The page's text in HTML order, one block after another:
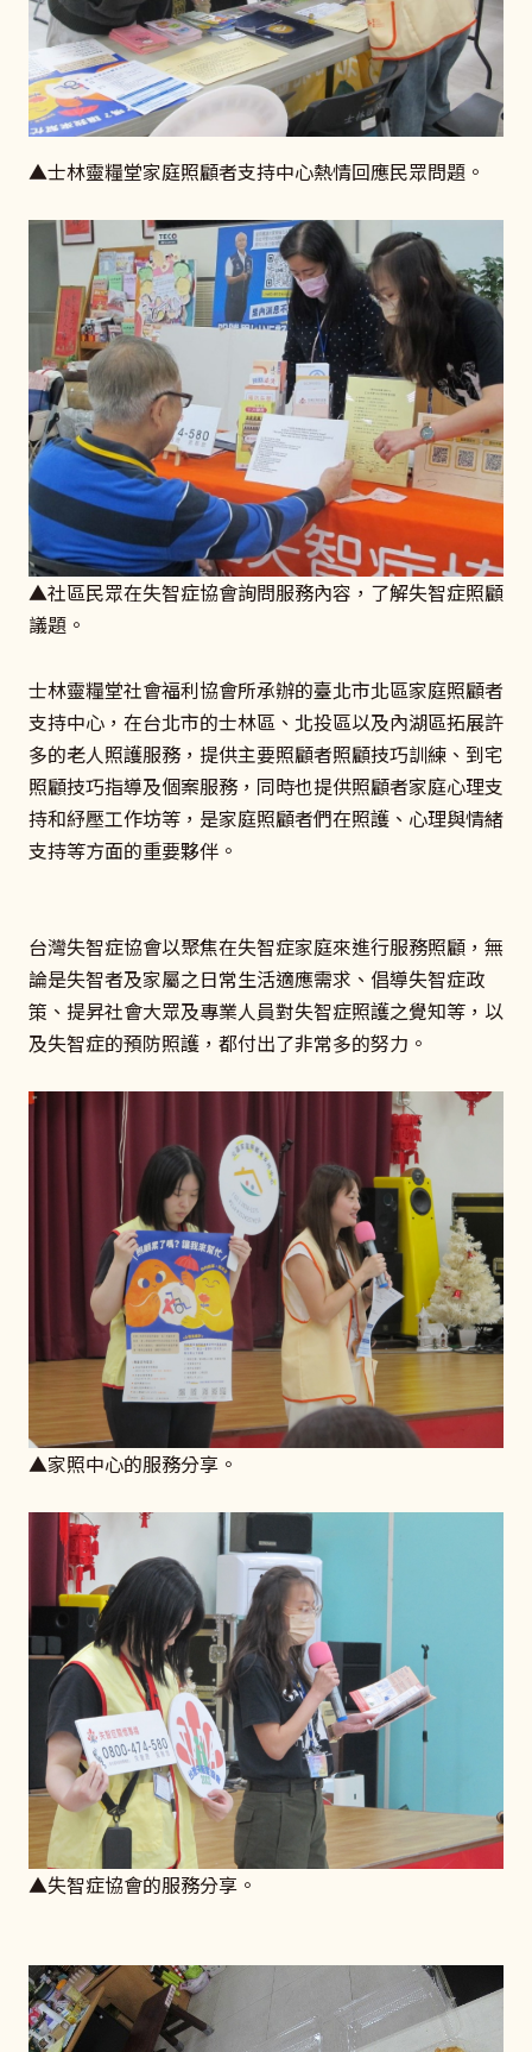
▲士林靈糧堂家庭照顧者支持中心熱情回應民眾問題。
▲社區民眾在失智症協會詢問服務內容，了解失智症照顧
議題。
士林靈糧堂社會福利協會所承辦的臺北市北區家庭照顧者
支持中心，在台北市的士林區、北投區以及內湖區拓展許
多的老人照護服務，提供主要照顧者照顧技巧訓練、到宅
照顧技巧指導及個案服務，同時也提供照顧者家庭心理支
持和紓壓工作坊等，是家庭照顧者們在照護、心理與情緒
支持等方面的重要夥伴。
台灣失智症協會以聚焦在失智症家庭來進行服務照顧，無
論是失智者及家屬之日常生活適應需求、倡導失智症政
策、提昇社會大眾及專業人員對失智症照護之覺知等，以
及失智症的預防照護，都付出了非常多的努力。
▲家照中心的服務分享。
▲失智症協會的服務分享。